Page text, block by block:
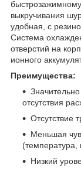
выкручивания
удобная, с
Система
отверстий на
ионного
Преимущества:
отсутствия
Отсутствие
Меньшая
(температура,
Низкий